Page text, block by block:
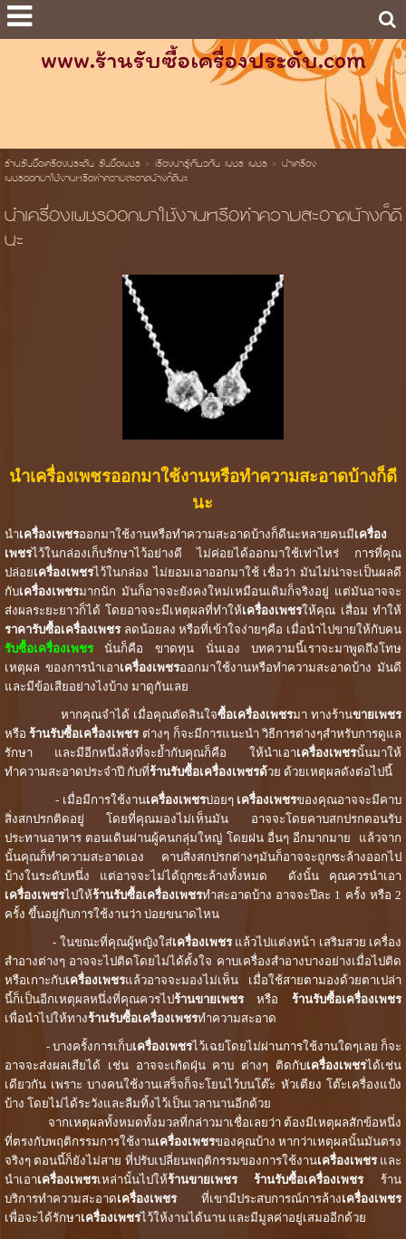
www.ร้านรับซื้อเครื่องประดับ.com
ร้านรับซื้อเครื่องประดับ รับซื้อเพชร> เรื่องน่ารู้เกี่ยวกับ เพชร เพชร> นำเครื่อง
เพชรออกมาใช้งานหรือทำความสะอาดบ้างก็ดีนะ
นำเครื่องเพชรออกมาใช้งานหรือทำความสะอาดบ้างก็ดี
นะ
นำเครื่องเพชรออกมาใช้งานหรือทำความสะอาดบ้างก็ดี
นะ
นำเครื่องเพชรออกมาใช้งานหรือทำความสะอาดบ้างก็ดีนะหลายคนมีเครื่อง
เพชรไว้ในกล่องเก็บรักษาไว้อย่างดี ไม่ค่อยได้ออกมาใช้เท่าไหร่ การที่คุณ
ปล่อยเครื่องเพชรไว้ในกล่อง ไม่ยอมเอาออกมาใช้ เชื่อว่า มันไม่น่าจะเป็นผลดี
กับเครื่องเพชรมากนัก มันก็อาจจะยังคงใหม่เหมือนเดิมก็จริงอยู่ แต่มันอาจจะ
ส่งผลระยะยาวก็ได้ โดยอาจจะมีเหตุผลที่ทำให้เครื่องเพชรให้คุณ เสื่อม ทำให้
ราคารับซื้อเครื่องเพชรลดน้อยลง หรือที่เข้าใจง่ายๆคือ เมื่อนำไปขายให้กับคน
รับซื้อเครื่องเพชร
นั่นก็คือ ขาดทุน นั่นเอง บทความนี้เราจะมาพูดถึงโทษ
เหตุผล ของการนำเอาเครื่องเพชรออกมาใช้งานหรือทำความสะอาดบ้าง มันดี
และมีข้อเสียอย่างไงบ้าง มาดูกันเลย
หากคุณจำได้ เมื่อคุณตัดสินใจซื้อเครื่องเพชรมา ทางร้านขายเพชร
หรือร้านรับซื้อเครื่องเพชรต่างๆ ก็จะมีการแนะนำ วิธีการต่างๆสำหรับการดูแล
รักษา และมีอีกหนึ่งสิ่งที่จะย้ำกับคุณก็คือ ให้นำเอาเครื่องเพชรนั้นมาให้
ทำความสะอาดประจำปี กับที่ร้านรับซื้อเครื่องเพชรด้วย ด้วยเหตุผลดังต่อไปนี้
- เมื่อมีการใช้งานเครื่องเพชรบ่อยๆ เครื่องเพชรของคุณอาจจะมีคาบ
สิ่งสกปรกติดอยู่ โดยที่คุณมองไม่เห็นมัน อาจจะโดยคาบสกปรกตอนรับ
ประทานอาหาร ตอนเดินผ่านผู้คนกลุ่มใหญ่ โดยฝน อื่นๆ อีกมากมาย แล้วจาก
นั้นคุณก็ทำความสะอาดเอง คาบสิ่งสกปรกต่างๆมันก็อาจจะถูกซะล้างออกไป
บ้างในระดับหนึ่ง แต่อาจจะไม่ได้ถูกซะล้างทั้งหมด ดังนั้น คุณควรนำเอา
เครื่องเพชรไปให้ร้านรับซื้อเครื่องเพชรทำสะอาดบ้าง อาจจะปีละ 1 ครั้ง หรือ 2
ครั้ง ขึ้นอยู่กับการใช้งานว่า บ่อยขนาดไหน
- ในขณะที่คุณผู้หญิงใส่เครื่องเพชรแล้วไปแต่งหน้า เสริมสวย เครื่อง
สำอางต่างๆ อาจจะไปติดโดยไม่ได้ตั้งใจ คาบเครื่องสำอางบางอย่างเมื่อไปติด
หรือเกาะกับเครื่องเพชรแล้วอาจจะมองไม่เห็น เมื่อใช้สายตามองด้วยตาเปล่า
นี้ก็เป็นอีกเหตุผลหนึ่งที่คุณควรไปร้านขายเพชรหรือร้านรับซื้อเครื่องเพชร
เพื่อนำไปให้ทางร้านรับซื้อเครื่องเพชรทำความสะอาด
- บางครั้งการเก็บเครื่องเพชรไว้เฉยโดยไม่ผ่านการใช้งานใดๆเลย ก็จะ
อาจจะส่งผลเสียได้ เช่น อาจจะเกิดฝุ่น คาบ ต่างๆ ติดกับเครื่องเพชรได้เช่น
เดียวกัน เพราะ บางคนใช้งานเสร็จก็จะโยนไว้บนโต๊ะ หัวเตียง โต๊ะเครื่องแป้ง
บ้าง โดยไม่ได้ระวังและลืมทิ้งไว้เป็นเวลานานอีกด้วย
จากเหตุผลทั้งหมดทั้งมวลที่กล่าวมาเชื่อเลยว่า ต้องมีเหตุผลสักข้อหนึ่ง
ที่ตรงกับพฤติกรรมการใช้งานเครื่องเพชรของคุณบ้าง หากว่าเหตุผลนั้นมันตรง
จริงๆ ตอนนี้ก็ยังไม่สาย ที่ปรับเปลี่ยนพฤติกรรมของการใช้งานเครื่องเพชรและ
นำเอาเครื่องเพชรเหล่านั้นไปให้ร้านขายเพชร ร้านรับซื้อเครื่องเพชรร้าน
บริการทำความสะอาดเครื่องเพชรที่เขามีประสบการณ์การล้างเครื่องเพชร
เพื่อจะได้รักษาเครื่องเพชรไว้ให้งานได้นาน และมีมูลค่าอยู่เสมออีกด้วย